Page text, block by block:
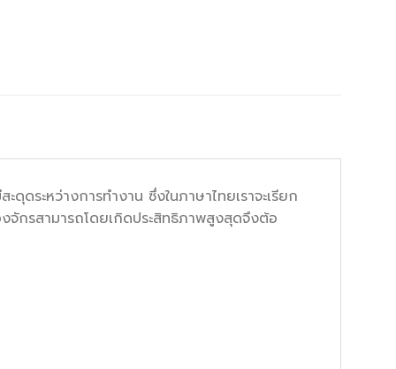
ระหว่างการทำงาน ซึ่งในภาษาไทยเราจะเรียก
จักรสามารถโดยเกิดประสิทธิภาพสูงสุดจึงต้อ